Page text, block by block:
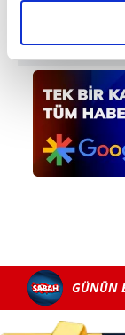
olduğunu ve
elimizden gelen
reklamların
kalemimiz
Her halükârda,
takdirde,
verileriniz
toplumu
GÜNÜN